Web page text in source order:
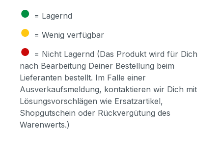
● = Lagernd
● = Wenig verfügbar
● = Nicht Lagernd (Das Produkt wird für Dich
nach Bearbeitung Deiner Bestellung beim
Lieferanten bestellt. Im Falle einer
Ausverkaufsmeldung, kontaktieren wir Dich mit
Lösungsvorschlägen wie Ersatzartikel,
Shopgutschein oder Rückvergütung des
Warenwerts.)